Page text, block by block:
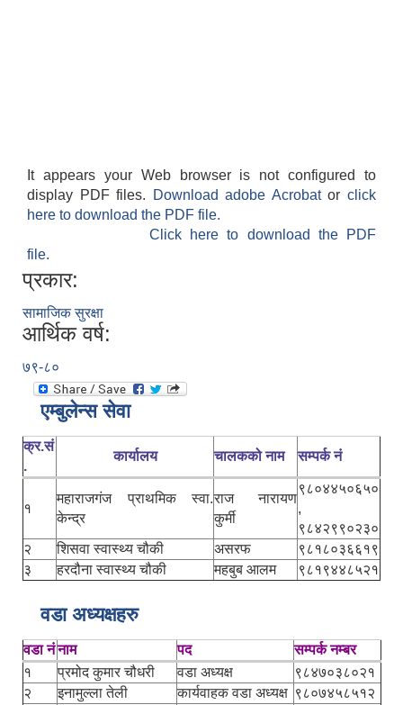
It appears your Web browser is not configured to
display PDF files.
Download adobe Acrobatorclick
here to download the PDF file.
Click here to download the PDF
file.
प्रकार:
सामाजिक सुरक्षा
आर्थिक वर्ष:
७९-८०
एम्बुलेन्स सेवा
क्र.सं
.
कार्यालय चालकको नाम सम्पर्क नं
१
महाराजगंज प्राथमिक स्वा.
केन्द्र
राज नारायण
कुर्मी
९८०४४५०६५०
,
९८४२९९०२३०
२
शिसवा स्वास्थ्य चौकी असरफ
९८१८०३६६१९
३
हरदौना स्वास्थ्य चौकी महबुब आलम ९८१९४४८५२१
वडा अध्यक्षहरु
वडा नंनाम पद
सम्पर्क नम्बर
१
प्रमोद कुमार चौधरी वडा अध्यक्ष
९८४७०३८०२१
२
इनामुल्ला तेली कार्यवाहक वडा अध्यक्ष ९८०७४५८५१२